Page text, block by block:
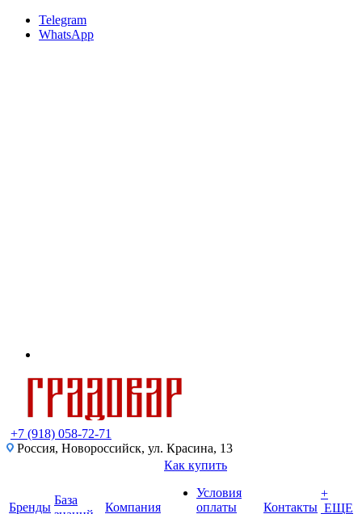
Telegram
WhatsApp
+7 (918) 058-72-71
Россия, Новороссийск, ул. Красина, 13
Бренды
База
Компания
Как купить
Условия
оплаты
Контакты
+
ЕЩЕ